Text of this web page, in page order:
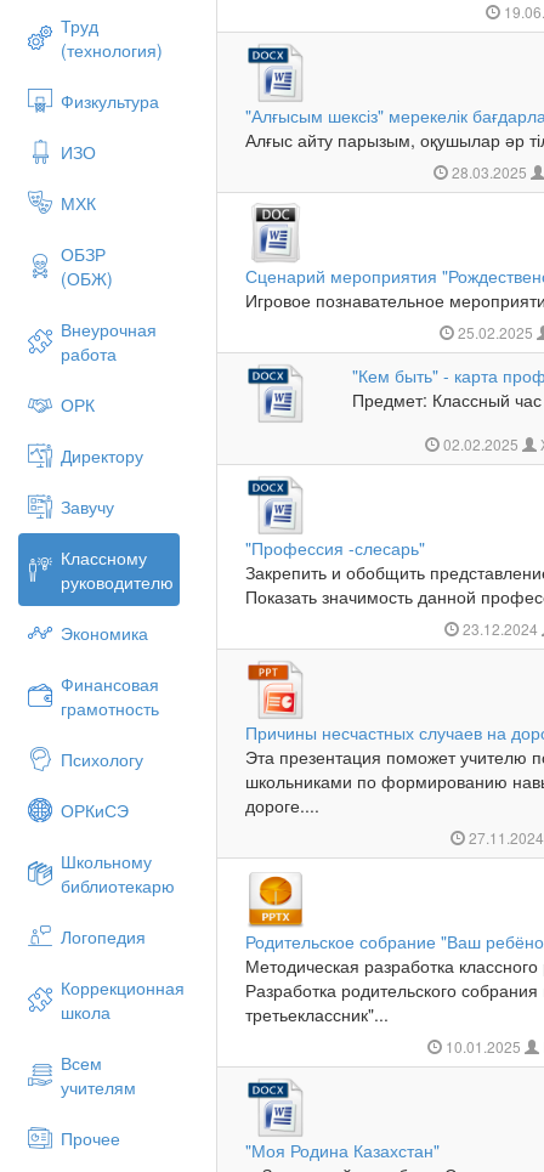
Труд
(технология)
Физкультура
ИЗО
МХК
ОБЗР
(ОБЖ)
Внеурочная
работа
ОРК
Директору
Завучу
Классному
руководителю
Экономика
Финансовая
грамотность
Психологу
ОРКиСЭ
Школьному
библиотекарю
Логопедия
Коррекционная
школа
Всем
учителям
Прочее
"Алғысым шексіз" мерекелік
Алғыс айту парызым, оқушылар әр
28.03.2025
Сценарий мероприятия
Игровое познавательное
25.02.2025
"Кем быть" - карта
Предмет: Классный час
02.02.2025
"Профессия -слесарь"
Закрепить и обобщить
Показать значимость данной
23.12.2024
Причины несчастных случаев на
Эта презентация поможет учителю
школьниками по формированию
дороге....
Родительское собрание "Ваш
Методическая разработка
Разработка родительского
третьеклассник"...
10.01.2025
"Моя Родина Казахстан"